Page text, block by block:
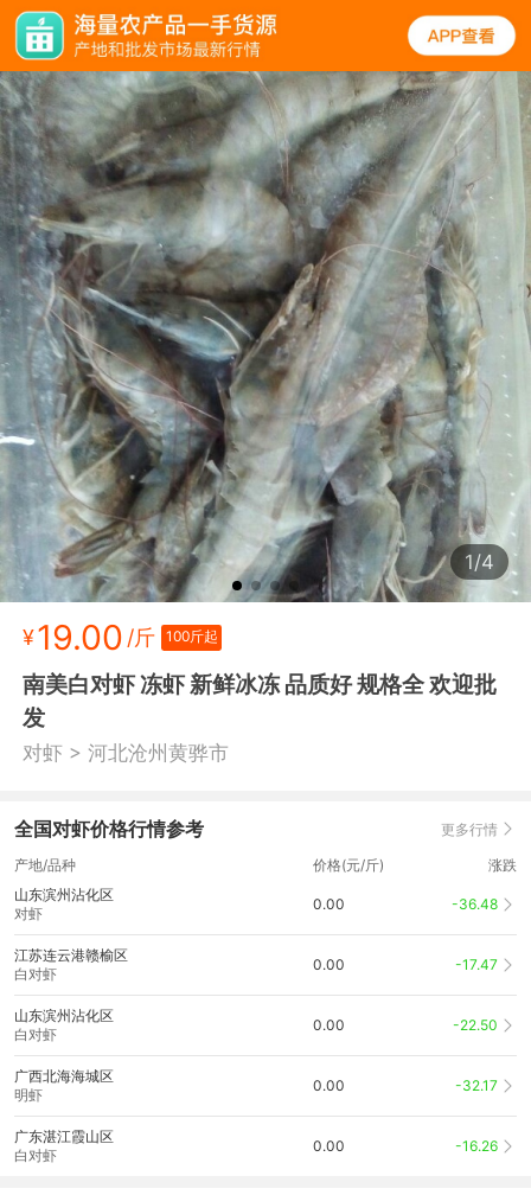
1/4
¥19.00 /斤 100斤起
南美白对虾 冻虾 新鲜冰冻 品质好 规格全 欢迎批
发
对虾 > 河北沧州黄骅市
全国对虾价格行情参考 更多行情
产地/品种 价格(元/斤)
涨跌
山东滨州沾化区
对虾
0.00 -36.48
江苏连云港赣榆区
白对虾
0.00 -17.47
山东滨州沾化区
白对虾
0.00 -22.50
广西北海海城区
明虾
0.00 -32.17
广东湛江霞山区
白对虾
0.00 -16.26
规格 口碑 图文
对虾